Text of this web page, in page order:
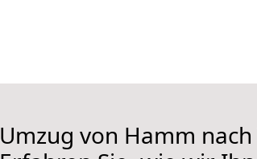
Umzug von Hamm